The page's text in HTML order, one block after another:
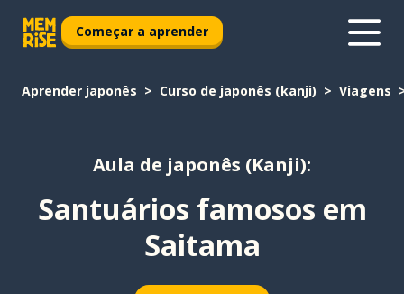
Começar a aprender
Aprender japonês Curso de japonês (kanji) Viagens
Aula de japonês (Kanji):
Santuários famosos em
Saitama